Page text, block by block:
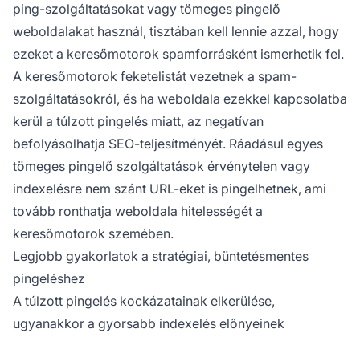
ping-szolgáltatásokat vagy tömeges pingelő
weboldalakat használ, tisztában kell lennie azzal, hogy
ezeket a keresőmotorok spamforrásként ismerhetik fel.
A keresőmotorok feketelistát vezetnek a spam-
szolgáltatásokról, és ha weboldala ezekkel kapcsolatba
kerül a túlzott pingelés miatt, az negatívan
befolyásolhatja SEO-teljesítményét. Ráadásul egyes
tömeges pingelő szolgáltatások érvénytelen vagy
indexelésre nem szánt URL-eket is pingelhetnek, ami
tovább ronthatja weboldala hitelességét a
keresőmotorok szemében.
Legjobb gyakorlatok a stratégiai, büntetésmentes
pingeléshez
A túlzott pingelés kockázatainak elkerülése,
ugyanakkor a gyorsabb indexelés előnyeinek